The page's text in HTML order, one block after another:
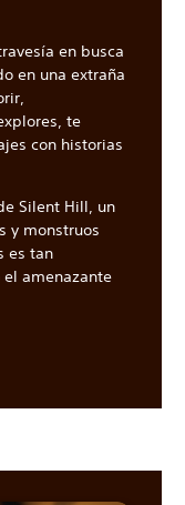
en busca
en una extraña
te
con historias
Silent Hill, un
y monstruos
es tan
amenazante